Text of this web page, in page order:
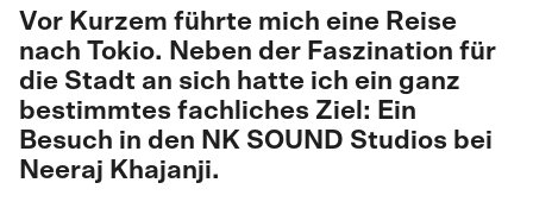
Vor Kurzem führte mich eine Reise
nach Tokio. Neben der Faszination für
die Stadt an sich hatte ich ein ganz
bestimmtes fachliches Ziel: Ein
Besuch in den NK SOUND Studios bei
Neeraj Khajanji.